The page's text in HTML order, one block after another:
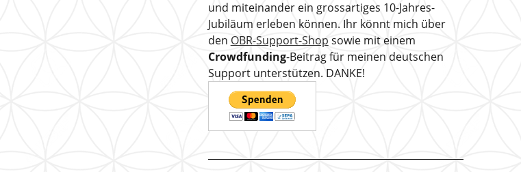
und miteinander ein grossartiges 10-Jahres-
Jubiläum erleben können. Ihr könnt mich über
den OBR-Support-Shop sowie mit einem
Crowdfunding-Beitrag für meinen deutschen
Support unterstützen. DANKE!